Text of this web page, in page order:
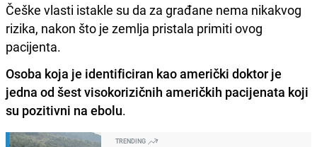
Češke vlasti istakle su da za građane nema nikakvog
rizika, nakon što je zemlja pristala primiti ovog
pacijenta.
Osoba koja je identificiran kao američki doktor je
jedna od šest visokorizičnih američkih pacijenata koji
su pozitivni na ebolu.
TRENDING